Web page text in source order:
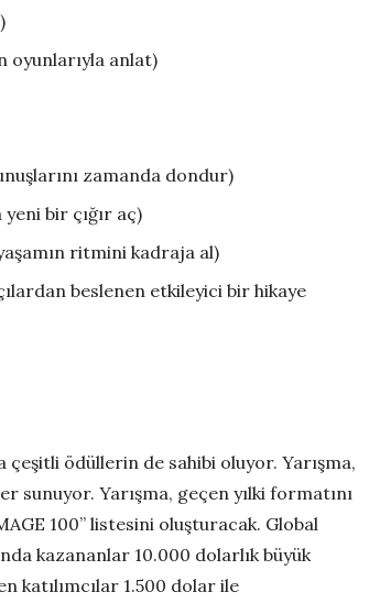
oyunlarıyla anlat)
zamanda dondur)
bir çığır aç)
ritmini kadraja al)
beslenen etkileyici bir hikaye
ödüllerin de sahibi oluyor. Yarışma,
sunuyor. Yarışma, geçen yılki formatını
100” listesini oluşturacak. Global
kazananlar 10.000 dolarlık büyük
katılımcılar 1.500 dolar ile